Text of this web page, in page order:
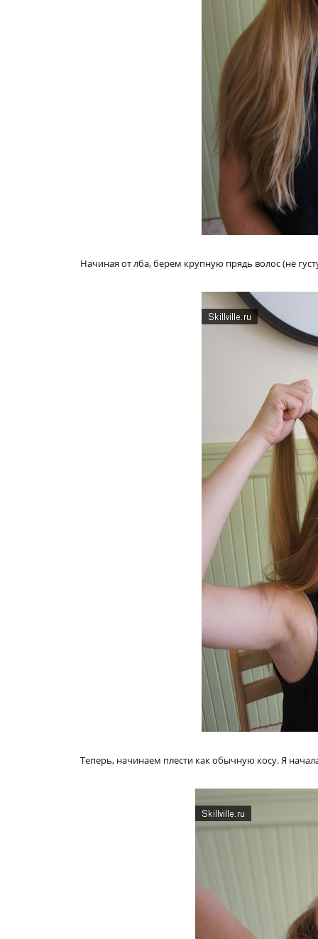
Начиная от лба, берем крупную прядь волос (не
Теперь, начинаем плести как обычную косу. Я